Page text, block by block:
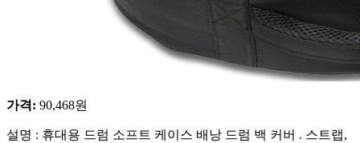
가격: 90,468원
설명 : 휴대용 드럼 소프트 케이스 배낭 드럼 백 커버 . 스트랩,